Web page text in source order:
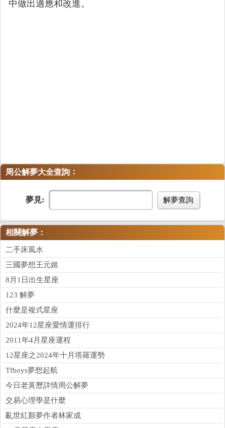
中做出適應和改進。
周公解夢大全查詢 ：
夢見: 解夢查詢
相關解夢：
二手床風水
三國夢想王元姬
8月1日出生星座
123 解夢
什麼是複式星座
2024年12星座愛情運排行
2011年4月星座運程
12星座之2024年十月塔羅運勢
Tfboys夢想起航
今日老黃歷詳情周公解夢
交易心理學是什麼
亂世紅顏夢作者林家成